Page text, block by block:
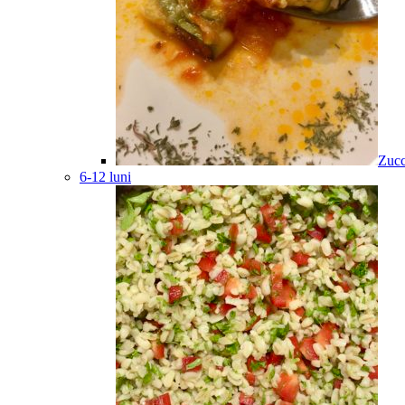
6-12 luni